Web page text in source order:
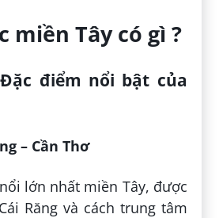
miền Tây có gì ?
điểm nổi bật của
– Cần Thơ
lớn nhất miền Tây, được
Răng và cách trung tâm